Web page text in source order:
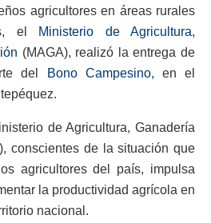
agricultores en áreas rurales
el
Ministerio de Agricultura,
(MAGA), realizó la entrega de
del
Bono Campesino, en el
de Agricultura, Ganadería
conscientes de la situación que
agricultores del país, impulsa
la productividad agrícola en
nacional.